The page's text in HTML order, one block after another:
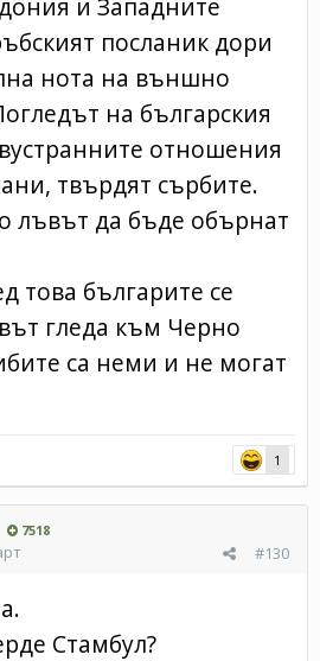
посланик дори
нота на външно
на българския
отношения
твърдят сърбите.
лъвът да бъде обърнат
това българите се
гледа към Черно
са неми и не могат
1
7518
#130
Стамбул?